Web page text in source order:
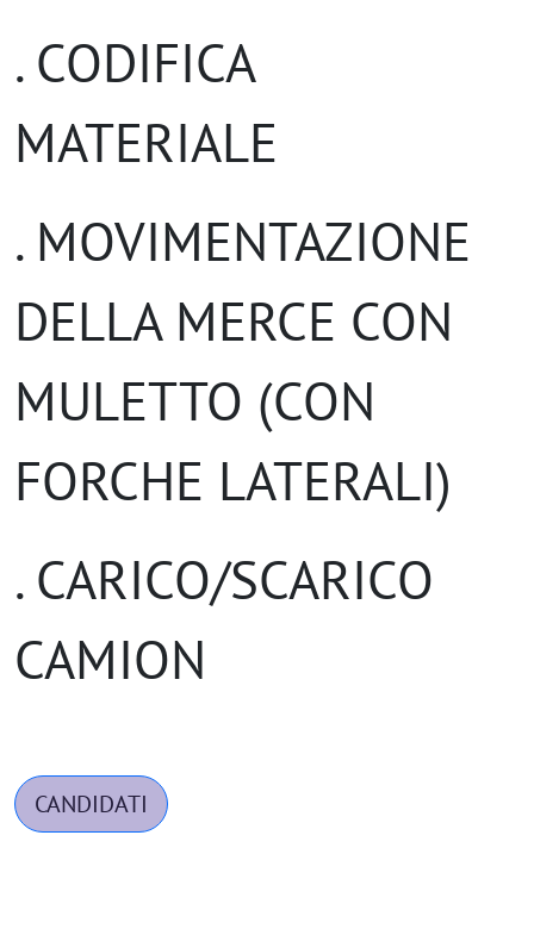
. CODIFICA
MATERIALE
. MOVIMENTAZIONE
DELLA MERCE CON
MULETTO (CON
FORCHE LATERALI)
. CARICO/SCARICO
CAMION
CANDIDATI